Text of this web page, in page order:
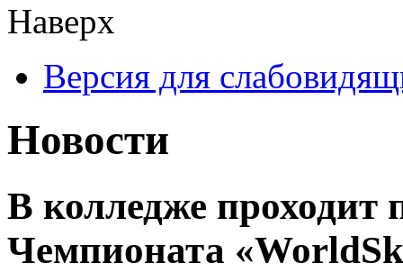
Наверх
Версия для
Новости
В колледже проходит
Чемпионата